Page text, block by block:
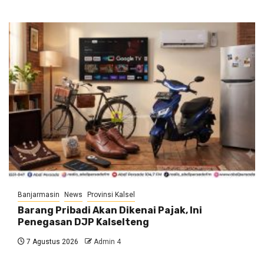
Banjarmasin News Provinsi Kalsel
Barang Pribadi Akan Dikenai Pajak, Ini
Penegasan DJP Kalselteng
7 Agustus 2026 Admin 4